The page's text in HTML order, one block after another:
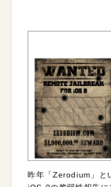
昨年「Zerodium」と